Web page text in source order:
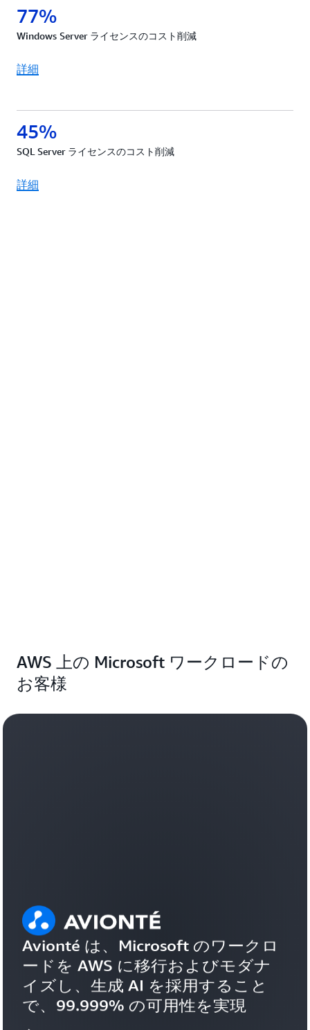
77%
Windows Server ライセンスのコスト削減
詳細
45%
SQL Server ライセンスのコスト削減
詳細
AWS 上の Microsoft ワークロードの
お客様
Avionté は、Microsoft のワークロ
ードを AWS に移行およびモダナ
イズし、生成 AI を採用すること
で、99.999% の可用性を実現